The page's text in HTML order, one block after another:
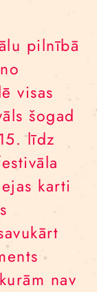
pilnībā
visas
šogad
līdz
karti
nav